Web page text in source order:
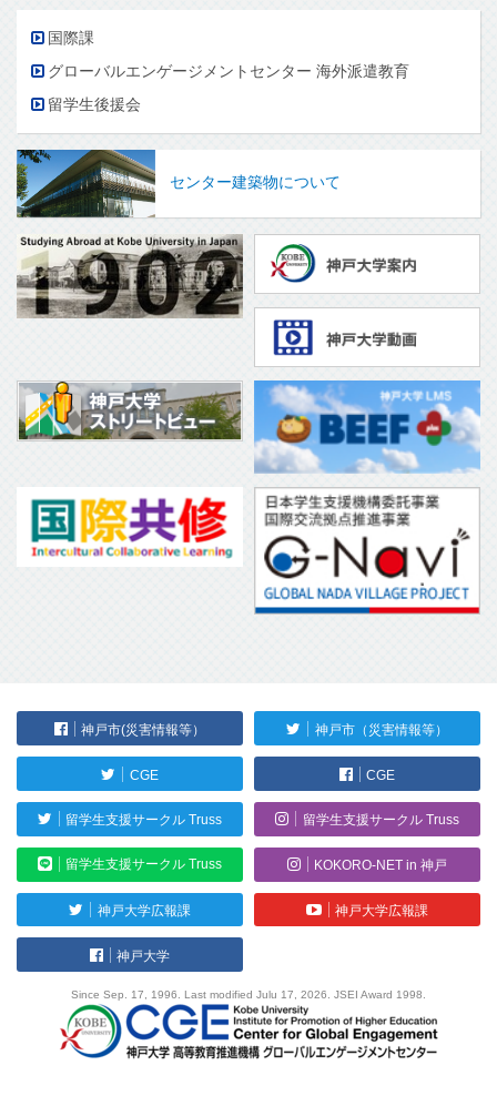
国際課
グローバルエンゲージメントセンター 海外派遣教育
留学生後援会
センター建築物について
神戸市(災害情報等） 神戸市（災害情報等）
CGE CGE
留学生支援サークル Truss 留学生支援サークル Truss
留学生支援サークル Truss KOKORO-NET in 神戸
神戸大学広報課 神戸大学広報課
神戸大学
Since Sep. 17, 1996. Last modified Julu 17, 2026. JSEI Award 1998.